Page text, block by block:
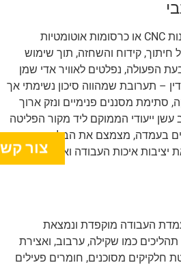
בתחנות לעיבוד שבבי, מכונות CNC או כרסומות אוטומטיות
חיתוך, קידוח והשחזה, תוך שימוש
הפעולה, נפלטים לאוויר אדי שמן
– תערובת שמהווה סיכון נשימתי אך
סתימת מסננים פנימיים ונזק ארוך
עשן ייעודי הממוקם ליד מקור הפליטה
בעמדה, מצמצם את הבלאי, מונע
יציבות איכות העבודה ואת שלמות
העבודה מוקפדת ונמצאת
כמו שקילה, ערבוב, ואצירת
חלקיקים מסוכנים, חומרים פעילים
צור